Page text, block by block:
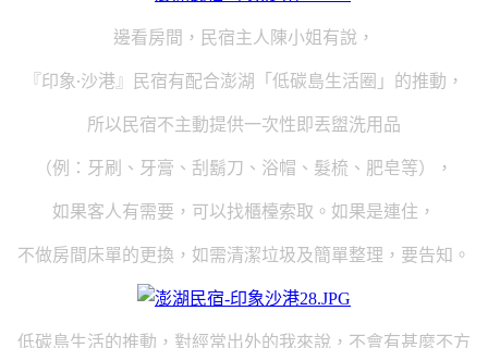
邊看房間，民宿主人陳小姐有說，
『印象‧沙港』民宿有配合澎湖「低碳島生活圈」的推動，
所以民宿不主動提供一次性即丟盥洗用品
（例：牙刷、牙膏、刮鬍刀、浴帽、髮梳、肥皂等），
如果客人有需要，可以找櫃檯索取。如果是連住，
不做房間床單的更換，如需清潔垃圾及簡單整理，要告知。
低碳島生活的推動，對經常出外的我來說，不會有甚麼不方